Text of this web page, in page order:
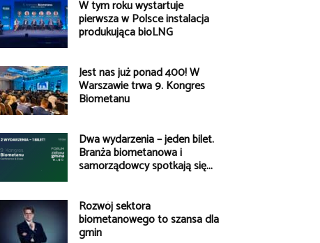
W tym roku wystartuje
pierwsza w Polsce instalacja
produkująca bioLNG
Jest nas już ponad 400! W
Warszawie trwa 9. Kongres
Biometanu
Dwa wydarzenia – jeden bilet.
Branża biometanowa i
samorządowcy spotkają się...
Rozwój sektora
biometanowego to szansa dla
gmin